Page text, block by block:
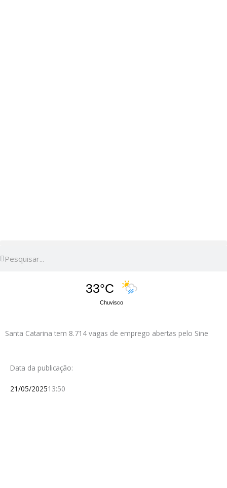
33°C
Chuvisco
Santa Catarina tem 8.714 vagas de emprego abertas pelo Sine
Data da publicação:
21/05/202513:50